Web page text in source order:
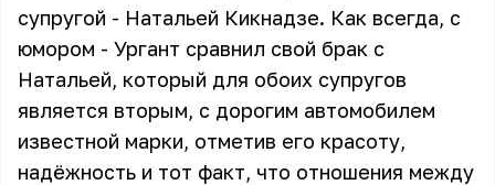
супругой - Натальей Кикнадзе. Как всегда, с
юмором - Ургант сравнил свой брак с
Натальей, который для обоих супругов
является вторым, с дорогим автомобилем
известной марки, отметив его красоту,
надёжность и тот факт, что отношения между